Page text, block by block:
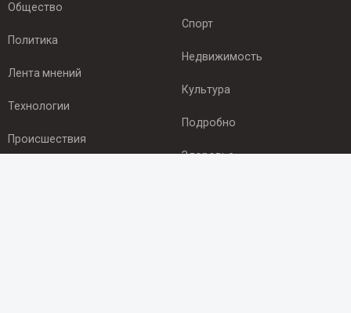
Общество
Политика
Лента мнений
Технологии
Происшествия
Спорт
Недвижимость
Культура
Подробно
Здоровье